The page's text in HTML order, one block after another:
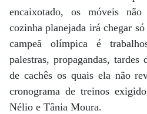
encaixotado, os móveis
cozinha planejada irá chegar
campeã olímpica é
palestras, propagandas,
de cachês os quais ela não
cronograma de treinos
Nélio e Tânia Moura.